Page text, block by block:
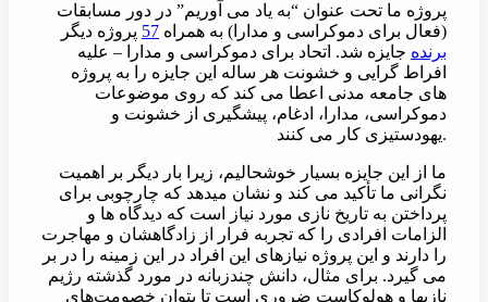
پروژه ما تحت عنوان “به یاد می آوریم” در دور مسابقات
(فعال برای دموکراسی و مدارا) به همراه 57 پروژه دیگر
برنده جایزه شد. اتحاد برای دموکراسی و مدارا – علیه
افراط گرایی و خشونت هر ساله این جایزه را به پروژه
های جامعه مدنی اعطا می کند که روی موضوعات
دموکراسی، مدارا، ادغام، پیشگیری از خشونت و
یهودستیزی کار می کنند.
ما از این جایزه بسیار خوشحالیم، زیرا بار دیگر بر اهمیت
نگرانی ما تأکید می کند و نشان میدهد که چارچوبی برای
پرداختن به تاریخ نازی مورد نیاز است که دیدگاه ها و
الزامات افرادی را که تجربه فرار از زادگاهشان و مهاجرت
را دارند و این پروژه نیازهای این افراد در این زمینه را در بر
می گیرد. برای مثال، دانش چندزبانه در مورد گذشته رژیم
نازیها و هولوکاست ضروری است تا بتوان خصومت‌های